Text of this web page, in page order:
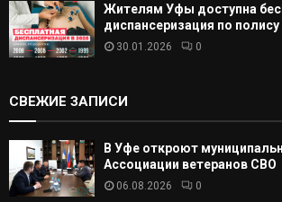
Жителям Уфы доступна
диспансеризация по
30.01.2026 0
СВЕЖИЕ ЗАПИСИ
В Уфе откроют
Ассоциации ветеранов СВО
06.08.2026 0